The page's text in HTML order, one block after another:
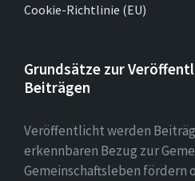
Cookie-Richtlinie (EU)
Grundsätze zur
Beiträgen
Veröffentlicht werden
erkennbaren Bezug zur
Gemeinschaftsleben